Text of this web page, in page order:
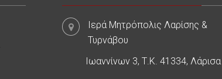
Ιερά Μητρόπολις Λαρίσης &
Τυρνάβου
Ιωαννίνων 3, Τ.Κ. 41334, Λάρισα